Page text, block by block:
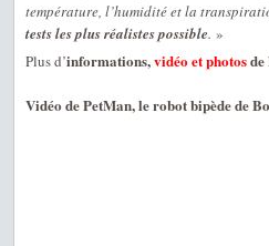
température, l’humidité et la
tests les plus réalistes possible. »
Plus d’informations,vidéo et photosde
Vidéo de PetMan, le robot bipède de